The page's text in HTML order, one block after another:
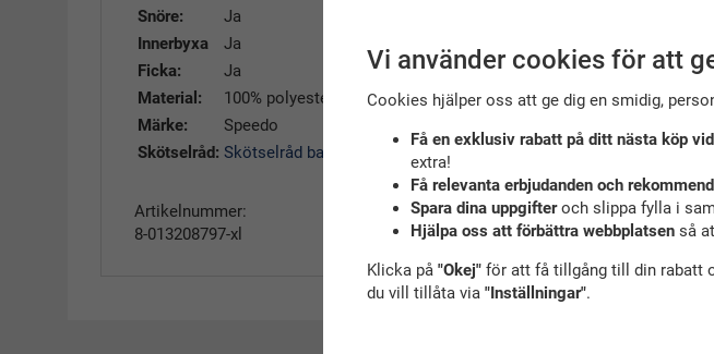
Snöre:
Ja
Innerbyxa
Ja
Ficka:
Ja
Material:
100% polyester
Märke:
Speedo
Skötselråd: Skötselråd badshorts
Artikelnummer:
8-013208797-xl
Vi använder cookies för att
Cookies hjälper oss att ge dig en smidig,
Få en exklusiv rabatt på ditt nästa köp
extra!
Få relevanta erbjudanden och
Spara dina uppgifteroch slippa fylla i
Hjälpa oss att förbättra webbplatsenså
Klicka på "Okej"för att få tillgång till din rabatt
du vill tillåta via "Inställningar".